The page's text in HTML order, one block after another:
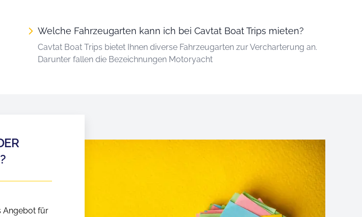
Welche Fahrzeugarten kann ich bei Cavtat Boat Trips mieten?
Cavtat Boat Trips bietet Ihnen diverse Fahrzeugarten zur Vercharterung an.
Darunter fallen die Bezeichnungen Motoryacht
Angebot für